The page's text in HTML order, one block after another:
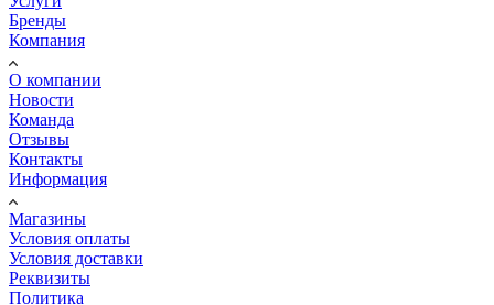
Бренды
Компания
О компании
Новости
Команда
Отзывы
Контакты
Информация
Магазины
Условия оплаты
Условия доставки
Реквизиты
Политика